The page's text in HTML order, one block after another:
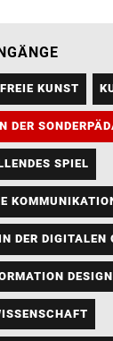
FREIE KUNST
DER
SPIEL
DER DIGITALEN
DESIGN